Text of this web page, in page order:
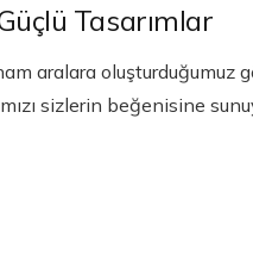
Tasarımlar
aralara oluşturduğumuz
sizlerin beğenisine